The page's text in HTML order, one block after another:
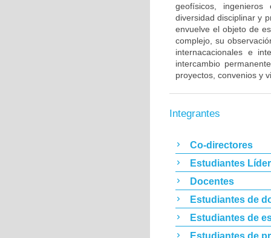
geofísicos, ingenieros
diversidad disciplinar y
envuelve el objeto de
complejo, su
internacacionales e
intercambio
proyectos, convenios y
Integrantes
Co-directores
Estudiantes
Docentes
Estudiantes de
Estudiantes de
Estudiantes de